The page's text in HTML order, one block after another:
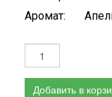
Аромат:
Добавить в